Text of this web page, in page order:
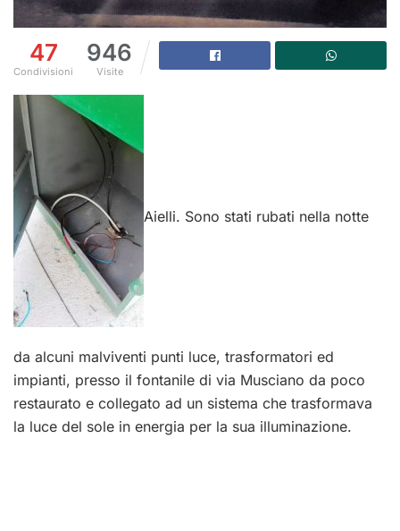
47
Condivisioni
946
Visite
Aielli. Sono stati rubati nella notte
da alcuni malviventi punti luce, trasformatori ed
impianti, presso il fontanile di via Musciano da poco
restaurato e collegato ad un sistema che trasformava
la luce del sole in energia per la sua illuminazione.